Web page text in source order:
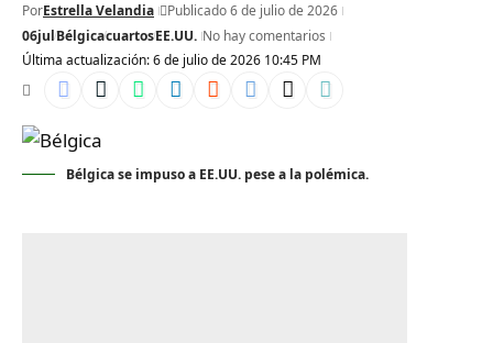
Última actualización: 6 de julio de 2026 10:45 PM
PorEstrella Velandia
Publicado 6 de julio de 2026
06julBélgicacuartosEE.UU. No hay comentarios
Bélgica se impuso a EE.UU. pese a la polémica.